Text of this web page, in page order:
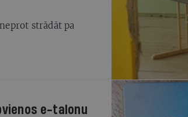
strādāt pa
e-talonu